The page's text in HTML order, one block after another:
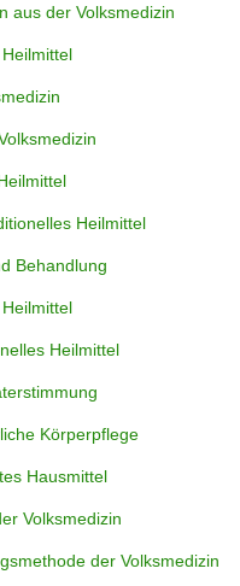
aus der Volksmedizin
Heilmittel
Behandlung
Heilmittel
Körperpflege
Hausmittel
Volksmedizin
der Volksmedizin